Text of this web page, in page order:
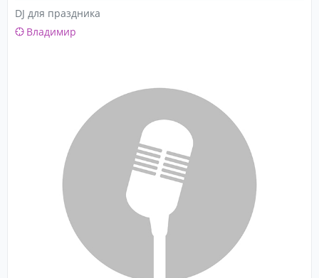
DJ для праздника
Владимир